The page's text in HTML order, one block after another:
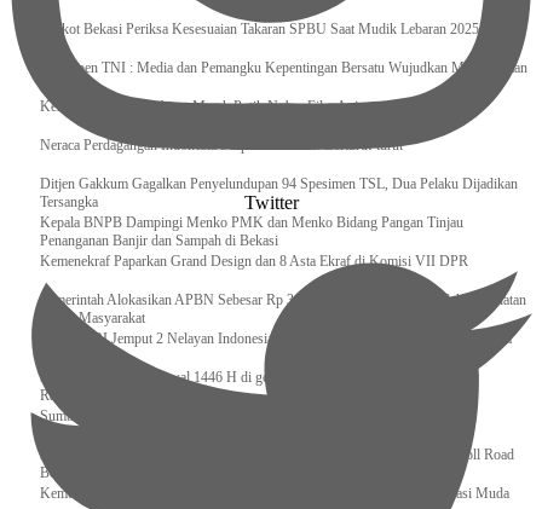
Walkot Bekasi Periksa Kesesuaian Takaran SPBU Saat Mudik Lebaran 2025
Kapuspen TNI : Media dan Pemangku Kepentingan Bersatu Wujudkan Mudik Aman
Kemenekraf Ajak Kabinet Merah Putih Nobar Film Animasi Jumbo
Neraca Perdagangan Indonesia Surplus 58 Bulan Berturut-turut
Ditjen Gakkum Gagalkan Penyelundupan 94 Spesimen TSL, Dua Pelaku Dijadikan
Tersangka
Kepala BNPB Dampingi Menko PMK dan Menko Bidang Pangan Tinjau
Penanganan Banjir dan Sampah di Bekasi
Kemenekraf Paparkan Grand Design dan 8 Asta Ekraf di Komisi VII DPR
Pemerintah Alokasikan APBN Sebesar Rp 3,4 Triliun untuk Program Cek Kesehatan
Gratis Masyarakat
Bakamla RI Jemput 2 Nelayan Indonesia di Perbatasan Terluar Indonesia Malaysia
Sidang Isbat Awal Syawal 1446 H di gelar oleh Kementerian Agama pada 29
Ramadan
Sumber Daya Adalah Tantangan Penanganan Darurat Bencana di Daerah
Dukung Kelancaran Lalu Lintas Libur Idul Fitri 1446h / 2025m, Waskita Toll Road
Berlakukan Diskon Tarif Sebesar 20%
Kemenekraf – Kemeninves Perkuat Sinergi Demi Lapangan Kerja Generasi Muda
Twitter